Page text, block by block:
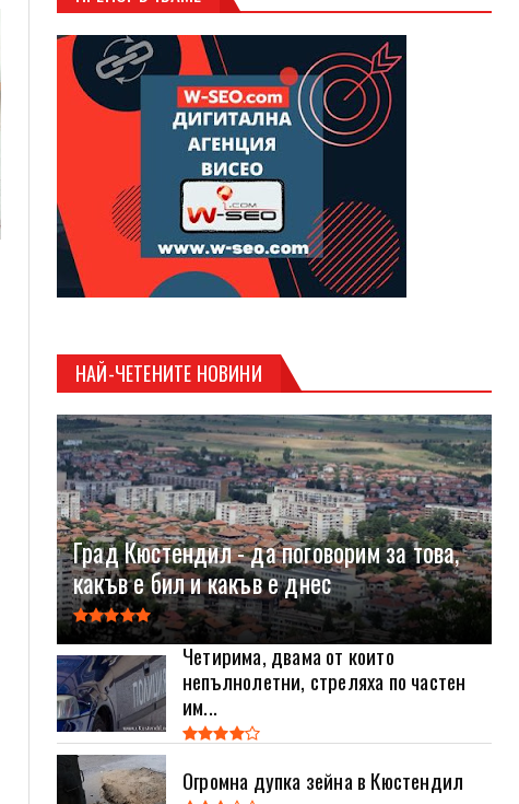
НАЙ-ЧЕТЕНИТЕ НОВИНИ
Град Кюстендил - да поговорим за това,
какъв е бил и какъв е днес
Четирима, двама от които
непълнолетни, стреляха по частен
им...
Огромна дупка зейна в Кюстендил